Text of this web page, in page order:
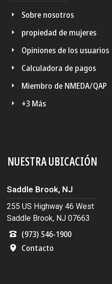
Sobre nosotros
propiedad de mujeres
Opiniones de los usuarios
Calculadora de pagos
Miembro de NMEDA/QAP
+3 Más
NUESTRA UBICACIÓN
Saddle Brook, NJ
255 US Highway 46 West
Saddle Brook, NJ 07663
(973) 546-1900
Contacto